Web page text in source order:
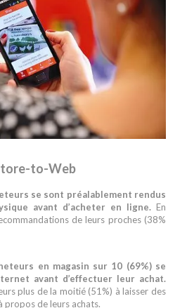
to-Web
se sont préalablement rendus
avant d’acheter en ligne. En
de leurs proches (38%
en magasin sur 10 (69%) se
avant d’effectuer leur achat.
plus de la moitié (51%) à laisser des
propos de leurs achats.